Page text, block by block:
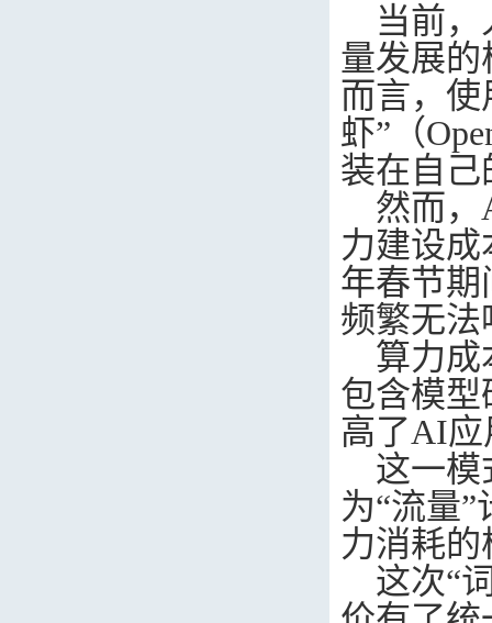
当前
量发展
而言，使
虾”（
装在自己
然而，
力建设
年春节期
频繁无法
算力成
包含模
高了AI
这一模
为“流量
力消耗
这次“